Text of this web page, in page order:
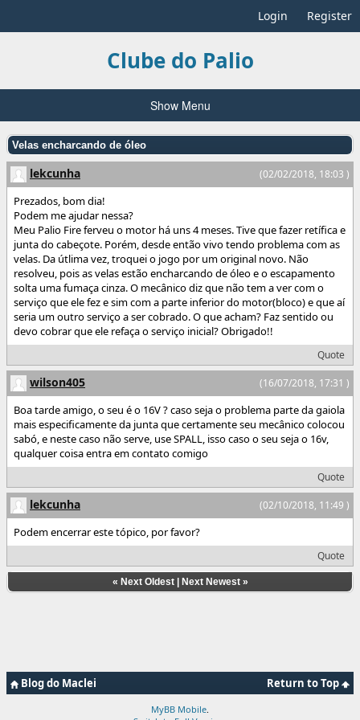
Login Register
Clube do Palio
Show Menu
Velas encharcando de óleo
(02/02/2018, 18:03 )
lekcunha
Prezados, bom dia!
Podem me ajudar nessa?
Meu Palio Fire ferveu o motor há uns 4 meses. Tive que fazer retífica e
junta do cabeçote. Porém, desde então vivo tendo problema com as
velas. Da útlima vez, troquei o jogo por um original novo. Não
resolveu, pois as velas estão encharcando de óleo e o escapamento
solta uma fumaça cinza. O mecânico diz que não tem a ver com o
serviço que ele fez e sim com a parte inferior do motor(bloco) e que aí
seria um outro serviço a ser cobrado. O que acham? Faz sentido ou
devo cobrar que ele refaça o serviço inicial? Obrigado!!
Quote
(16/07/2018, 17:31 )
wilson405
Boa tarde amigo, o seu é o 16V ? caso seja o problema parte da gaiola
mais especificamente da junta que certamente seu mecânico colocou
sabó, e neste caso não serve, use SPALL, isso caso o seu seja o 16v,
qualquer coisa entra em contato comigo
Quote
(02/10/2018, 11:49 )
lekcunha
Podem encerrar este tópico, por favor?
Quote
« Next Oldest| Next Newest»
Return to Top
Blog do Maclei
MyBB Mobile.